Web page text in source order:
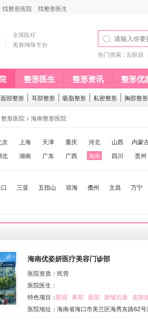
找整形医院 找整形医生
热门搜索：去眼袋
整形医生 整形资讯 整形优
面部整形 耳部整形 吸脂整形 私密整形 胸部整形
整形医院 > 海南整形医院
京 上海 天津 重庆 河北 山西
内蒙
北
湖南 广东 广西 海南 四川 贵州
三亚 五指山 琼海 儋州 文昌 万宁
海南优姿妍医疗美容门诊部
医院资质：民营
医院医生：
特色项目：眼眉 鼻部 面部 除皱抗衰
皮肤
医院地址：海南省海口市美兰区海秀东路62